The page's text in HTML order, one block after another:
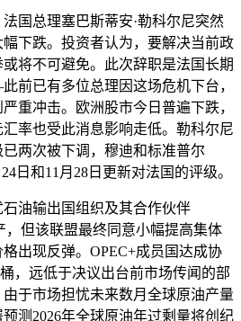
国总理塞巴斯蒂安·勒科尔尼突然
下跌。投资者认为，要解决当前政
将不可避免。此次辞职是法国长期
前已有多位总理因这场危机下台，
重冲击。欧洲股市今日普遍下跌，
率也受此消息影响走低。勒科尔尼
两次被下调，穆迪和标准普尔
日和11月28日更新对法国的评级。
油输出国组织及其合作伙伴
，但该联盟最终同意小幅提高集体
出现反弹。OPEC+成员国达成协
，远低于决议出台前市场传闻的部
于市场担忧未来数月全球原油产量
测2026年全球原油年过剩量将创纪